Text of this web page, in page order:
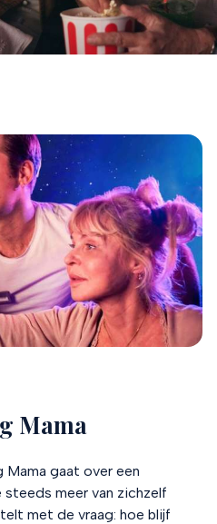
Mama
gaat over een
meer van zichzelf
met de vraag: hoe blijf